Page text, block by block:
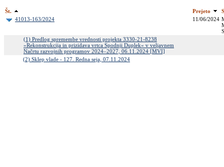
Št. Prejeto
41013-163/2024
11/06/2024
(1) Predlog spremembe vrednosti projekta 3330-21-8238
»Rekonstrukcija in prizidava vrtca Spodnji Duplek« v veljavnem
Načrtu razvojnih programov 2024–2027, 06.11.2024 [MVI]
(2) Sklep vlade - 127. Redna seja, 07.11.2024